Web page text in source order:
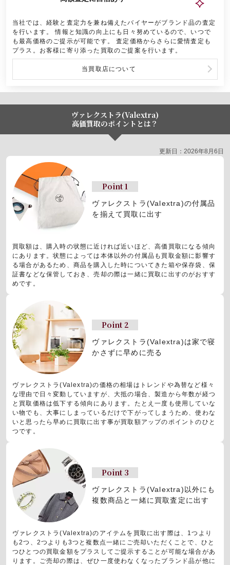
当社では、経験と査定力を兼ね備えたバイヤーがブランド品の査定
を行います。 情報と知識の向上にも日々努めているので、いつで
も最高価格のご提示が可能です。 査定価格からさらに愛情査定も
プラス。お客様に寄り添った買取のご提案を行います。
当買取店について
ヴァレクストラ(Valextra)
高価買取のポイントとは？
更新日：2026年8月6日
Point 1
ヴァレクストラ(Valextra)の付属品
を揃えて買取に出す
買取額は、購入時の状態に近ければ近いほど、高価買取になる傾向
にあります。状態によっては本体以外の付属品も買取金額に影響す
る場合があるため、商品を購入した時についてきた箱や保存袋、保
証書などな保管しておき、売却の際は一緒に買取に出すのがおすす
めです。
Point 2
ヴァレクストラ(Valextra)は家で寝
かさずに早めに売る
ヴァレクストラ(Valextra)の価格の相場はトレンドや為替など様々
な理由で日々変動していますが、大抵の場合、製造から年数が経つ
と買取価格は低下する傾向にあります。たとえ一度も使用していな
い物でも、大事にしまっているだけで下がってしまうため、使わな
いと思ったら早めに買取に出す事が買取額アップのポイントのひと
つです。
Point 3
ヴァレクストラ(Valextra)以外にも
複数商品と一緒に買取査定に出す
ヴァレクストラ(Valextra)のアイテムを買取に出す際は、1つより
も2つ、2つよりも3つと複数点一緒にご売却いただくことで、ひと
つひとつの買取金額をプラスしてご提示することが可能な場合があ
ります。ご売却の際は、ぜひ一度使わなくなったブランド品が他に